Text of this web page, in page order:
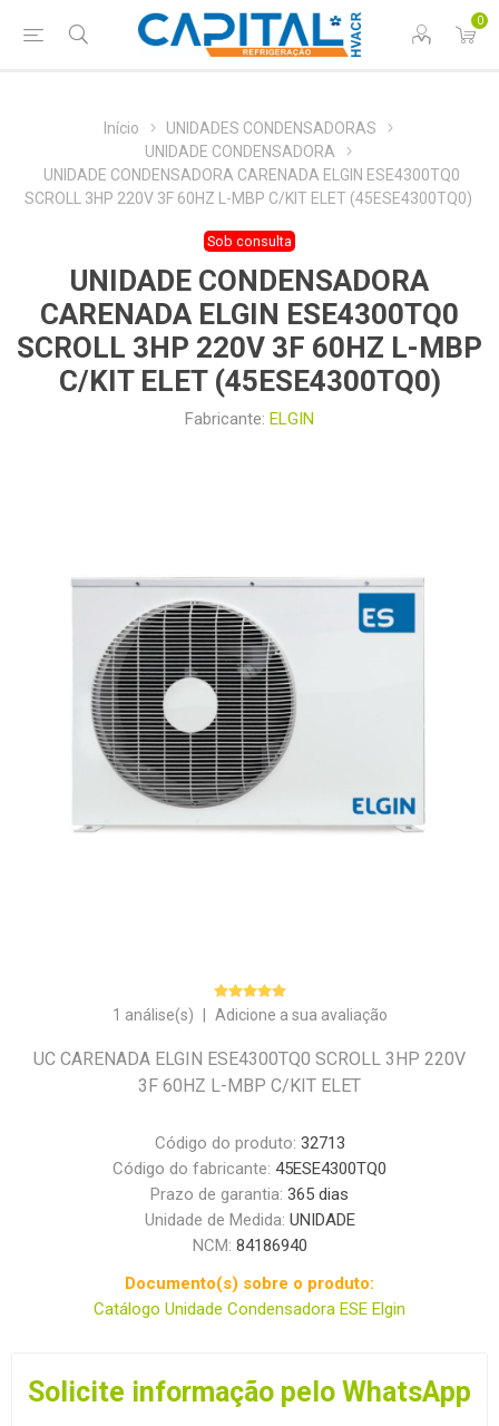
0
Início
UNIDADES CONDENSADORAS
UNIDADE CONDENSADORA
UNIDADE CONDENSADORA CARENADA ELGIN ESE4300TQ0
SCROLL 3HP 220V 3F 60HZ L-MBP C/KIT ELET (45ESE4300TQ0)
Sob consulta
UNIDADE CONDENSADORA
CARENADA ELGIN ESE4300TQ0
SCROLL 3HP 220V 3F 60HZ L-MBP
C/KIT ELET (45ESE4300TQ0)
Fabricante: ELGIN
1 análise(s) Adicione a sua avaliação
UC CARENADA ELGIN ESE4300TQ0 SCROLL 3HP 220V
3F 60HZ L-MBP C/KIT ELET
Código do produto: 32713
Código do fabricante: 45ESE4300TQ0
Prazo de garantia: 365 dias
Unidade de Medida: UNIDADE
NCM: 84186940
Documento(s) sobre o produto:
Catálogo Unidade Condensadora ESE Elgin
Solicite informação pelo WhatsApp